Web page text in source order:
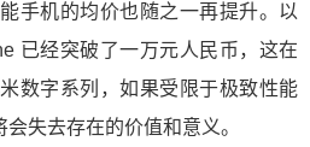
手机的均价也随之一再提升。以
已经突破了一万元人民币，这在
数字系列，如果受限于极致性能
失去存在的价值和意义。